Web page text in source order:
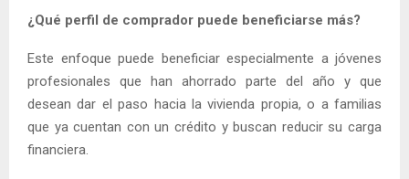
¿Qué perfil de comprador puede beneficiarse más?
Este enfoque puede beneficiar especialmente a jóvenes
profesionales que han ahorrado parte del año y que
desean dar el paso hacia la vivienda propia, o a familias
que ya cuentan con un crédito y buscan reducir su carga
financiera.